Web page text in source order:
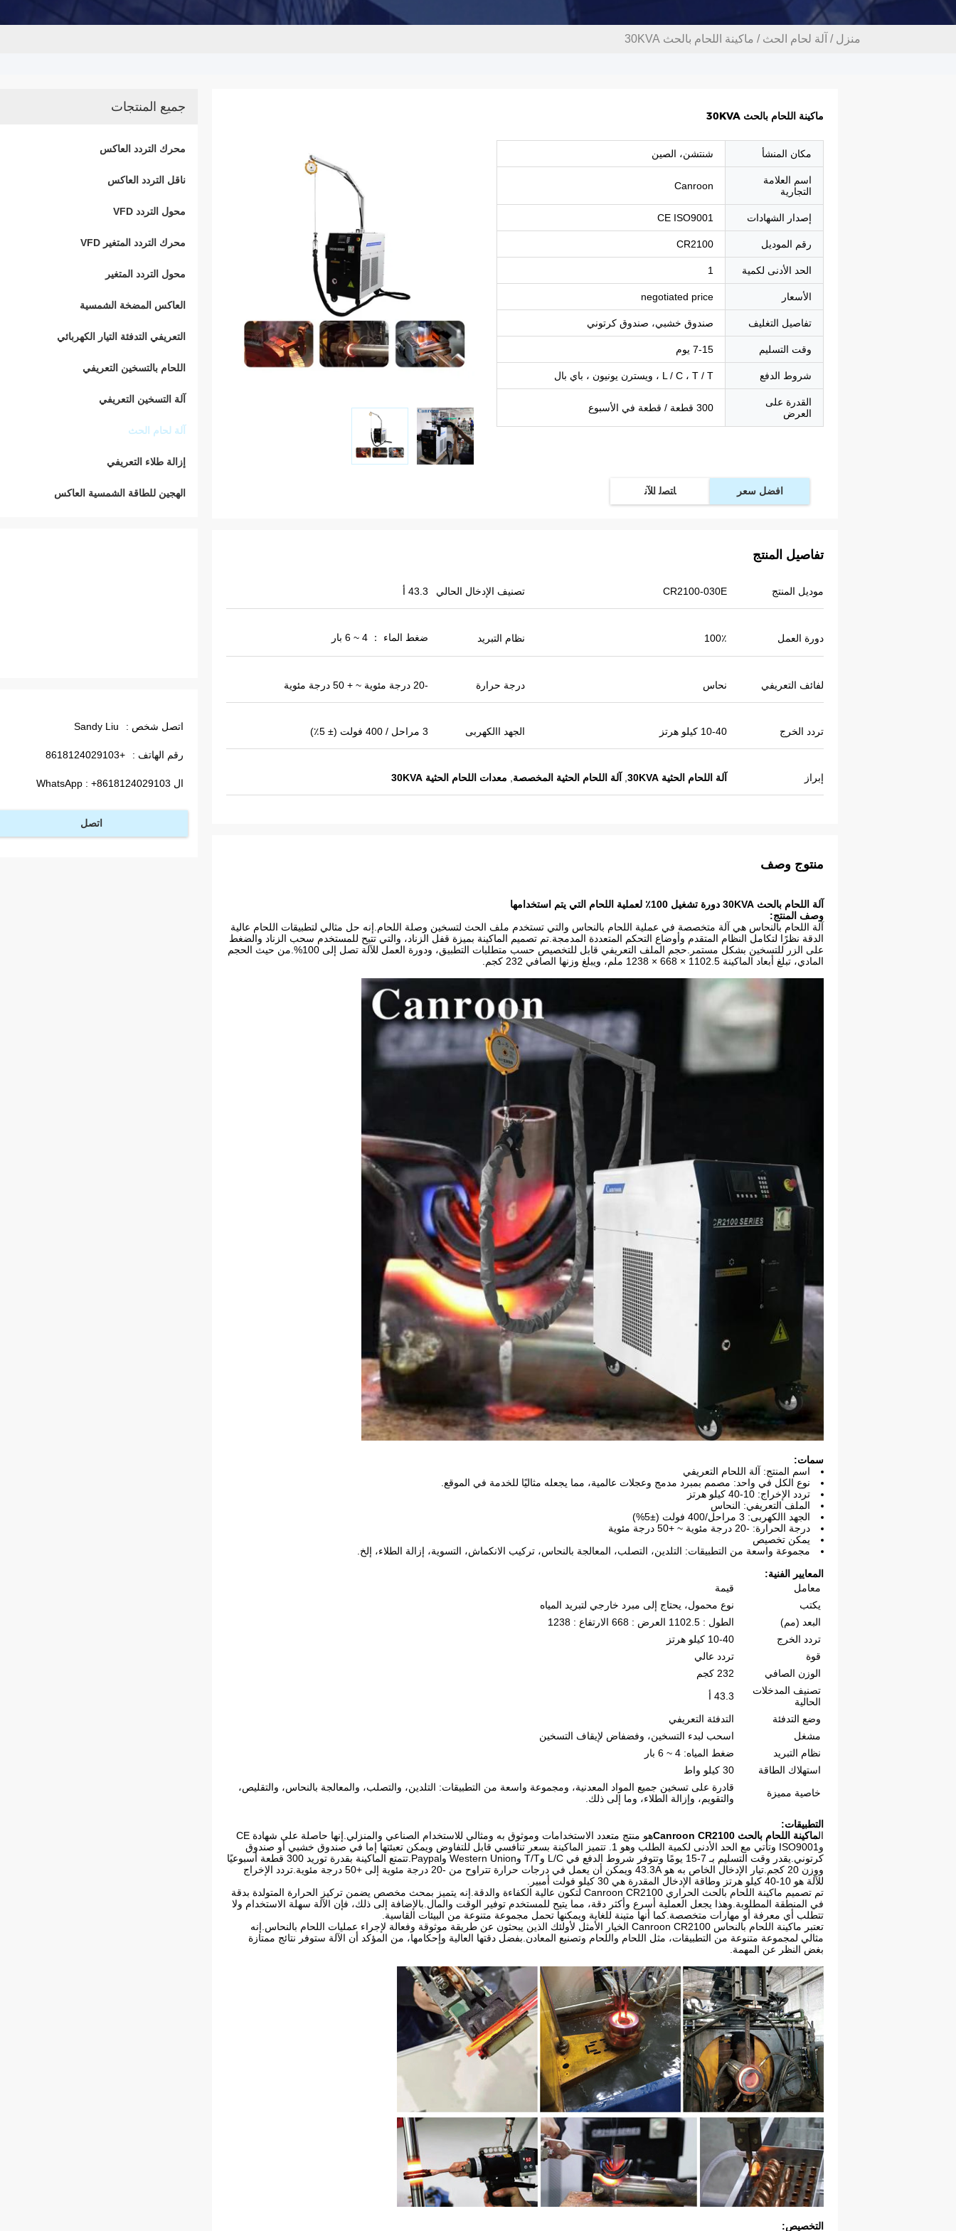
منزل / آلة لحام الحث / ماكينة اللحام بالحث 30KVA
جميع المنتجات
محرك التردد العاكس
ناقل التردد العاكس
محول التردد VFD
محرك التردد المتغير VFD
محول التردد المتغير
العاكس المضخة الشمسية
التعريفي التدفئة التيار الكهربائي
اللحام بالتسخين التعريفي
آلة التسخين التعريفي
آلة لحام الحث
إزالة طلاء التعريفي
الهجين للطاقة الشمسية العاكس
اتصل شخص : Sandy Liu
رقم الهاتف : +8618124029103
ال WhatsApp : +8618124029103
اتصل
ماكينة اللحام بالحث 30KVA
مكان المنشأ شنتشن، الصين
اسم العلامة
التجارية
Canroon
إصدار الشهادات CE ISO9001
رقم الموديل CR2100
الحد الأدنى لكمية 1
الأسعار negotiated price
تفاصيل التغليف صندوق خشبي، صندوق كرتوني
وقت التسليم 7-15 يوم
شروط الدفع L / C ، T / T ، ويسترن يونيون ، باي بال
القدرة على
العرض
300 قطعة / قطعة في الأسبوع
افضل سعر ﺎﺘﺼﻟ ﺍﻶﻧ
تفاصيل المنتج
موديل المنتج CR2100-030E تصنيف الإدخال الحالي 43.3 أ
دورة العمل 100٪ نظام التبريد ضغط الماء ： 4 ~ 6 بار
لفائف التعريفي نحاس درجة حرارة -20 درجة مئوية ~ + 50 درجة مئوية
تردد الخرج 10-40 كيلو هرتز الجهد االكهربى 3 مراحل / 400 فولت (± 5٪)
إبراز آلة اللحام الحثية 30KVA آلة اللحام الحثية المخصصة معدات اللحام الحثية 30KVA
منتوج وصف
آلة اللحام بالحث 30KVA دورة تشغيل 100٪ لعملية اللحام التي يتم استخدامها
وصف المنتج:
آلة اللحام بالنحاس هي آلة متخصصة في عملية اللحام بالنحاس والتي تستخدم ملف الحث لتسخين وصلة اللحام.إنه حل مثالي لتطبيقات اللحام عالية
الدقة نظرًا لتكامل النظام المتقدم وأوضاع التحكم المتعددة المدمجة.تم تصميم الماكينة بميزة قفل الزناد، والتي تتيح للمستخدم سحب الزناد والضغط
على الزر للتسخين بشكل مستمر.حجم الملف التعريفي قابل للتخصيص حسب متطلبات التطبيق، ودورة العمل للآلة تصل إلى 100%.من حيث الحجم
المادي، تبلغ أبعاد الماكينة 1102.5 × 668 × 1238 ملم، ويبلغ وزنها الصافي 232 كجم.
سمات:
اسم المنتج: آلة اللحام التعريفي
نوع الكل في واحد: مصمم بمبرد مدمج وعجلات عالمية، مما يجعله مثاليًا للخدمة في الموقع.
تردد الإخراج: 10-40 كيلو هرتز
الملف التعريفي: النحاس
الجهد االكهربى: 3 مراحل/400 فولت (±5%)
درجة الحرارة: -20 درجة مئوية ~ +50 درجة مئوية
يمكن تخصيص
مجموعة واسعة من التطبيقات: التلدين، التصلب، المعالجة بالنحاس، تركيب الانكماش، التسوية، إزالة الطلاء، إلخ.
المعايير الفنية:
معامل
قيمة
يكتب
نوع محمول، يحتاج إلى مبرد خارجي لتبريد المياه
البعد (مم)
الطول : 1102.5 العرض : 668 الارتفاع : 1238
تردد الخرج
10-40 كيلو هرتز
قوة
تردد عالي
الوزن الصافي
232 كجم
تصنيف المدخلات
الحالية
43.3 أ
وضع التدفئة
التدفئة التعريفي
مشغل
اسحب لبدء التسخين، وفضفاض لإيقاف التسخين
نظام التبريد
ضغط المياه: 4 ~ 6 بار
استهلاك الطاقة
30 كيلو واط
خاصية مميزة
قادرة على تسخين جميع المواد المعدنية، ومجموعة واسعة من التطبيقات: التلدين، والتصلب، والمعالجة بالنحاس، والتقليص،
والتقويم، وإزالة الطلاء، وما إلى ذلك.
التطبيقات:
الماكينة اللحام بالحث Canroon CR2100
هو منتج متعدد الاستخدامات وموثوق به ومثالي للاستخدام الصناعي والمنزلي.إنها حاصلة على شهادة CE
وISO9001 وتأتي مع الحد الأدنى لكمية الطلب وهو 1. تتميز الماكينة بسعر تنافسي قابل للتفاوض ويمكن تعبئتها إما في صندوق خشبي أو صندوق
كرتوني.يقدر وقت التسليم بـ 7-15 يومًا وتتوفر شروط الدفع في L/C وT/T وWestern Union وPaypal.تتمتع الماكينة بقدرة توريد 300 قطعة أسبوعيًا
ووزن 20 كجم.تيار الإدخال الخاص به هو 43.3A ويمكن أن يعمل في درجات حرارة تتراوح من -20 درجة مئوية إلى +50 درجة مئوية.تردد الإخراج
للآلة هو 10-40 كيلو هرتز وطاقة الإدخال المقدرة هي 30 كيلو فولت أمبير.
تم تصميم ماكينة اللحام بالحث الحراري Canroon CR2100 لتكون عالية الكفاءة والدقة.إنه يتميز بمحث مخصص يضمن تركيز الحرارة المتولدة بدقة
في المنطقة المطلوبة.وهذا يجعل العملية أسرع وأكثر دقة، مما يتيح للمستخدم توفير الوقت والمال.بالإضافة إلى ذلك، فإن الآلة سهلة الاستخدام ولا
تتطلب أي معرفة أو مهارات متخصصة.كما أنها متينة للغاية ويمكنها تحمل مجموعة متنوعة من البيئات القاسية.
تعتبر ماكينة اللحام بالنحاس Canroon CR2100 الخيار الأمثل لأولئك الذين يبحثون عن طريقة موثوقة وفعالة لإجراء عمليات اللحام بالنحاس.إنه
مثالي لمجموعة متنوعة من التطبيقات، مثل اللحام واللحام وتصنيع المعادن.بفضل دقتها العالية وإحكامها، من المؤكد أن الآلة ستوفر نتائج ممتازة
بغض النظر عن المهمة.
التخصيص: